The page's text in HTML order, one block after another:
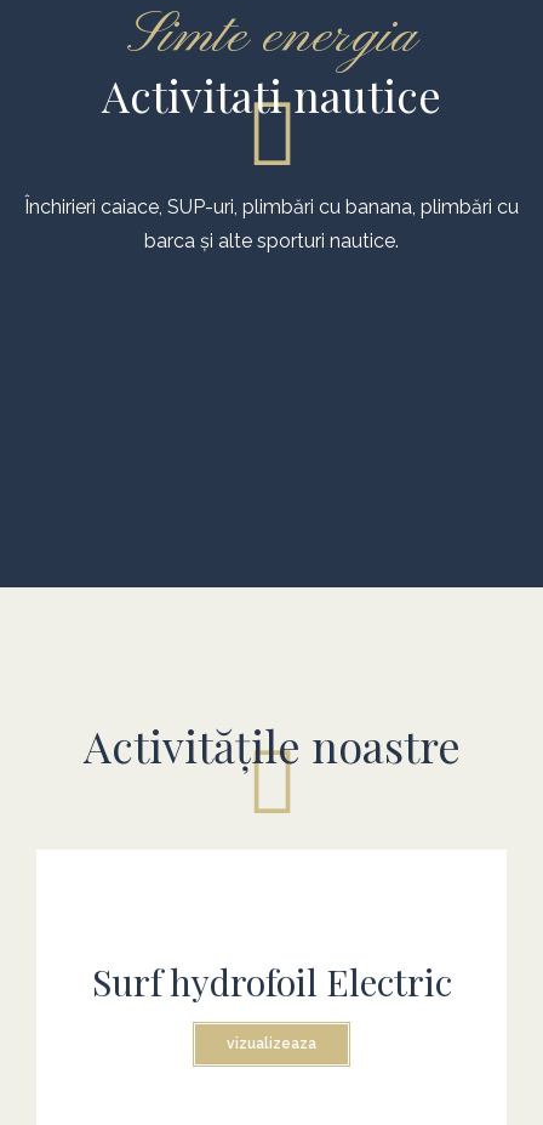
Simte energia
Activitati nautice
Închirieri caiace, SUP-uri, plimbări cu banana, plimbări cu
barca și alte sporturi nautice.
Activitățile noastre
Surf hydrofoil Electric
vizualizeaza